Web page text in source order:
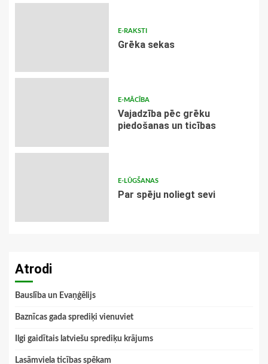
E-RAKSTI
Grēka sekas
E-MĀCĪBA
Vajadzība pēc grēku
piedošanas un ticības
E-LŪGŠANAS
Par spēju noliegt sevi
Atrodi
Bauslība un Evaņģēlijs
Baznīcas gada sprediķi vienuviet
Ilgi gaidītais latviešu sprediķu krājums
Lasāmviela ticības spēkam